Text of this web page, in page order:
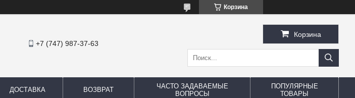
Корзина
+7 (747) 987-37-63
Корзина
ДОСТАВКА ВОЗВРАТ
ЧАСТО ЗАДАВАЕМЫЕ
ВОПРОСЫ
ПОПУЛЯРНЫЕ
ТОВАРЫ